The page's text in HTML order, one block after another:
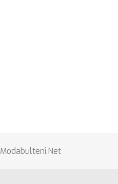
Modabulteni.Net